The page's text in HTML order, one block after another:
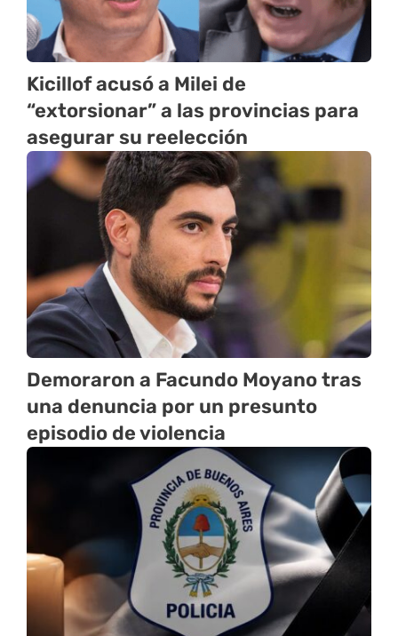
Kicillof acusó a Milei de
“extorsionar” a las provincias para
asegurar su reelección
Demoraron a Facundo Moyano tras
una denuncia por un presunto
episodio de violencia